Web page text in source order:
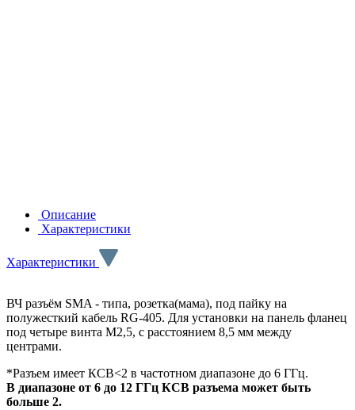
Описание
Характеристики
Характеристики
ВЧ разъём SMA - типа, розетка(мама), под пайку на
полужесткий кабель RG-405. Для установки на панель фланец
под четыре винта M2,5, с расстоянием 8,5 мм между
центрами.
*Разъем имеет КСВ<2 в частотном диапазоне до 6 ГГц.
В диапазоне от 6 до 12 ГГц КСВ разъема может быть
больше 2.